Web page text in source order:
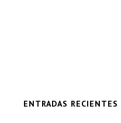
ENTRADAS RECIENTES